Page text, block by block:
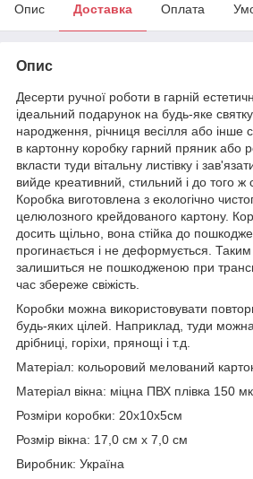
Опис Доставка Оплата
Опис
Десерти ручної роботи в гарній
ідеальний подарунок на будь-яке
народження, річниця весілля або інше
в картонну коробку гарний пряник або
вкласти туди вітальну листівку і
вийде креативний, стильний і до того ж
Коробка виготовлена ​​з екологічно
целюлозного крейдованого картону.
досить щільно, вона стійка до
прогинається і не деформується.
залишиться не пошкодженою при
час збереже свіжість.
Коробки можна використовувати
будь-яких цілей. Наприклад, туди можна
дрібниці, горіхи, прянощі і т.д.
Матеріал: кольоровий мелований
Матеріал вікна: міцна ПВХ плівка 150
Розміри коробки: 20х10х5см
Розмір вікна: 17,0 см х 7,0 см
Виробник: Україна